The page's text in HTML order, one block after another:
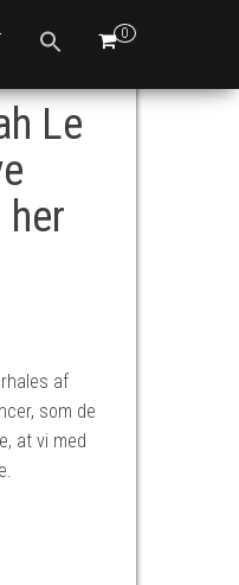
0
Le
af
som de
at vi med